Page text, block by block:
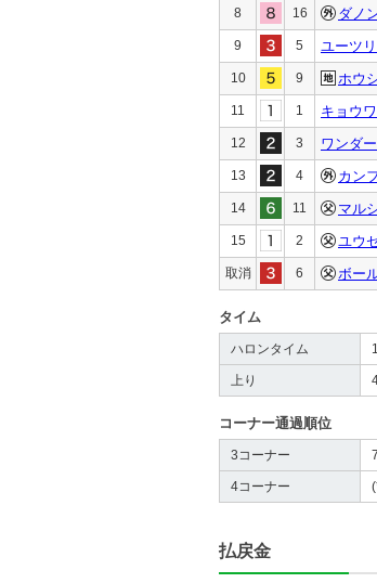
8 16 ダノ
9 5 ユーツ
10 9 ホウ
11 1 キョウ
12 3 ワンダ
13 4 カン
14 11 マル
15 2 ユウ
取消 6 ボー
タイム
ハロンタイム
上り
コーナー通過順位
3コーナー
4コーナー
払戻金